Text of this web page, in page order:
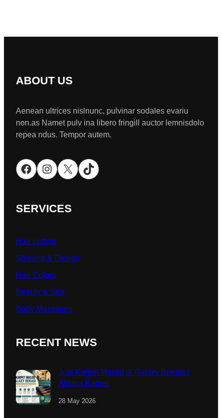
ABOUT US
Aenean ultrices nislnunc, pulvinar sodales evariu
non.as Namet pulv ina libero fringill auctor lemnisdolo
repea ndus. Tempor autem.
Facebook Instagram X TikTok
SERVICES
Hair cutting
Shaving & Design
Hair Colors
Beauty & Spa
Body Massages
RECENT NEWS
Jual Karpet Masjid di Galaxy Bekasi |
Alifana Karpet
28 May 2026